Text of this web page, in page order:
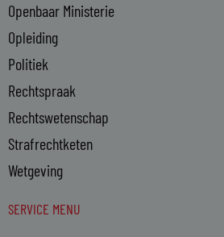
Openbaar Ministerie
Opleiding
Politiek
Rechtspraak
Rechtswetenschap
Strafrechtketen
Wetgeving
SERVICE MENU